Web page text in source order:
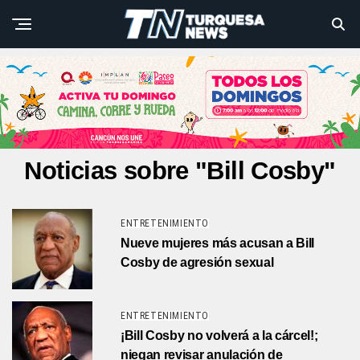
Noticias sobre "Bill Cosby"
ENTRETENIMIENTO
Nueve mujeres más acusan a Bill
Cosby de agresión sexual
ENTRETENIMIENTO
¡Bill Cosby no volverá a la cárcel!;
niegan revisar anulación de